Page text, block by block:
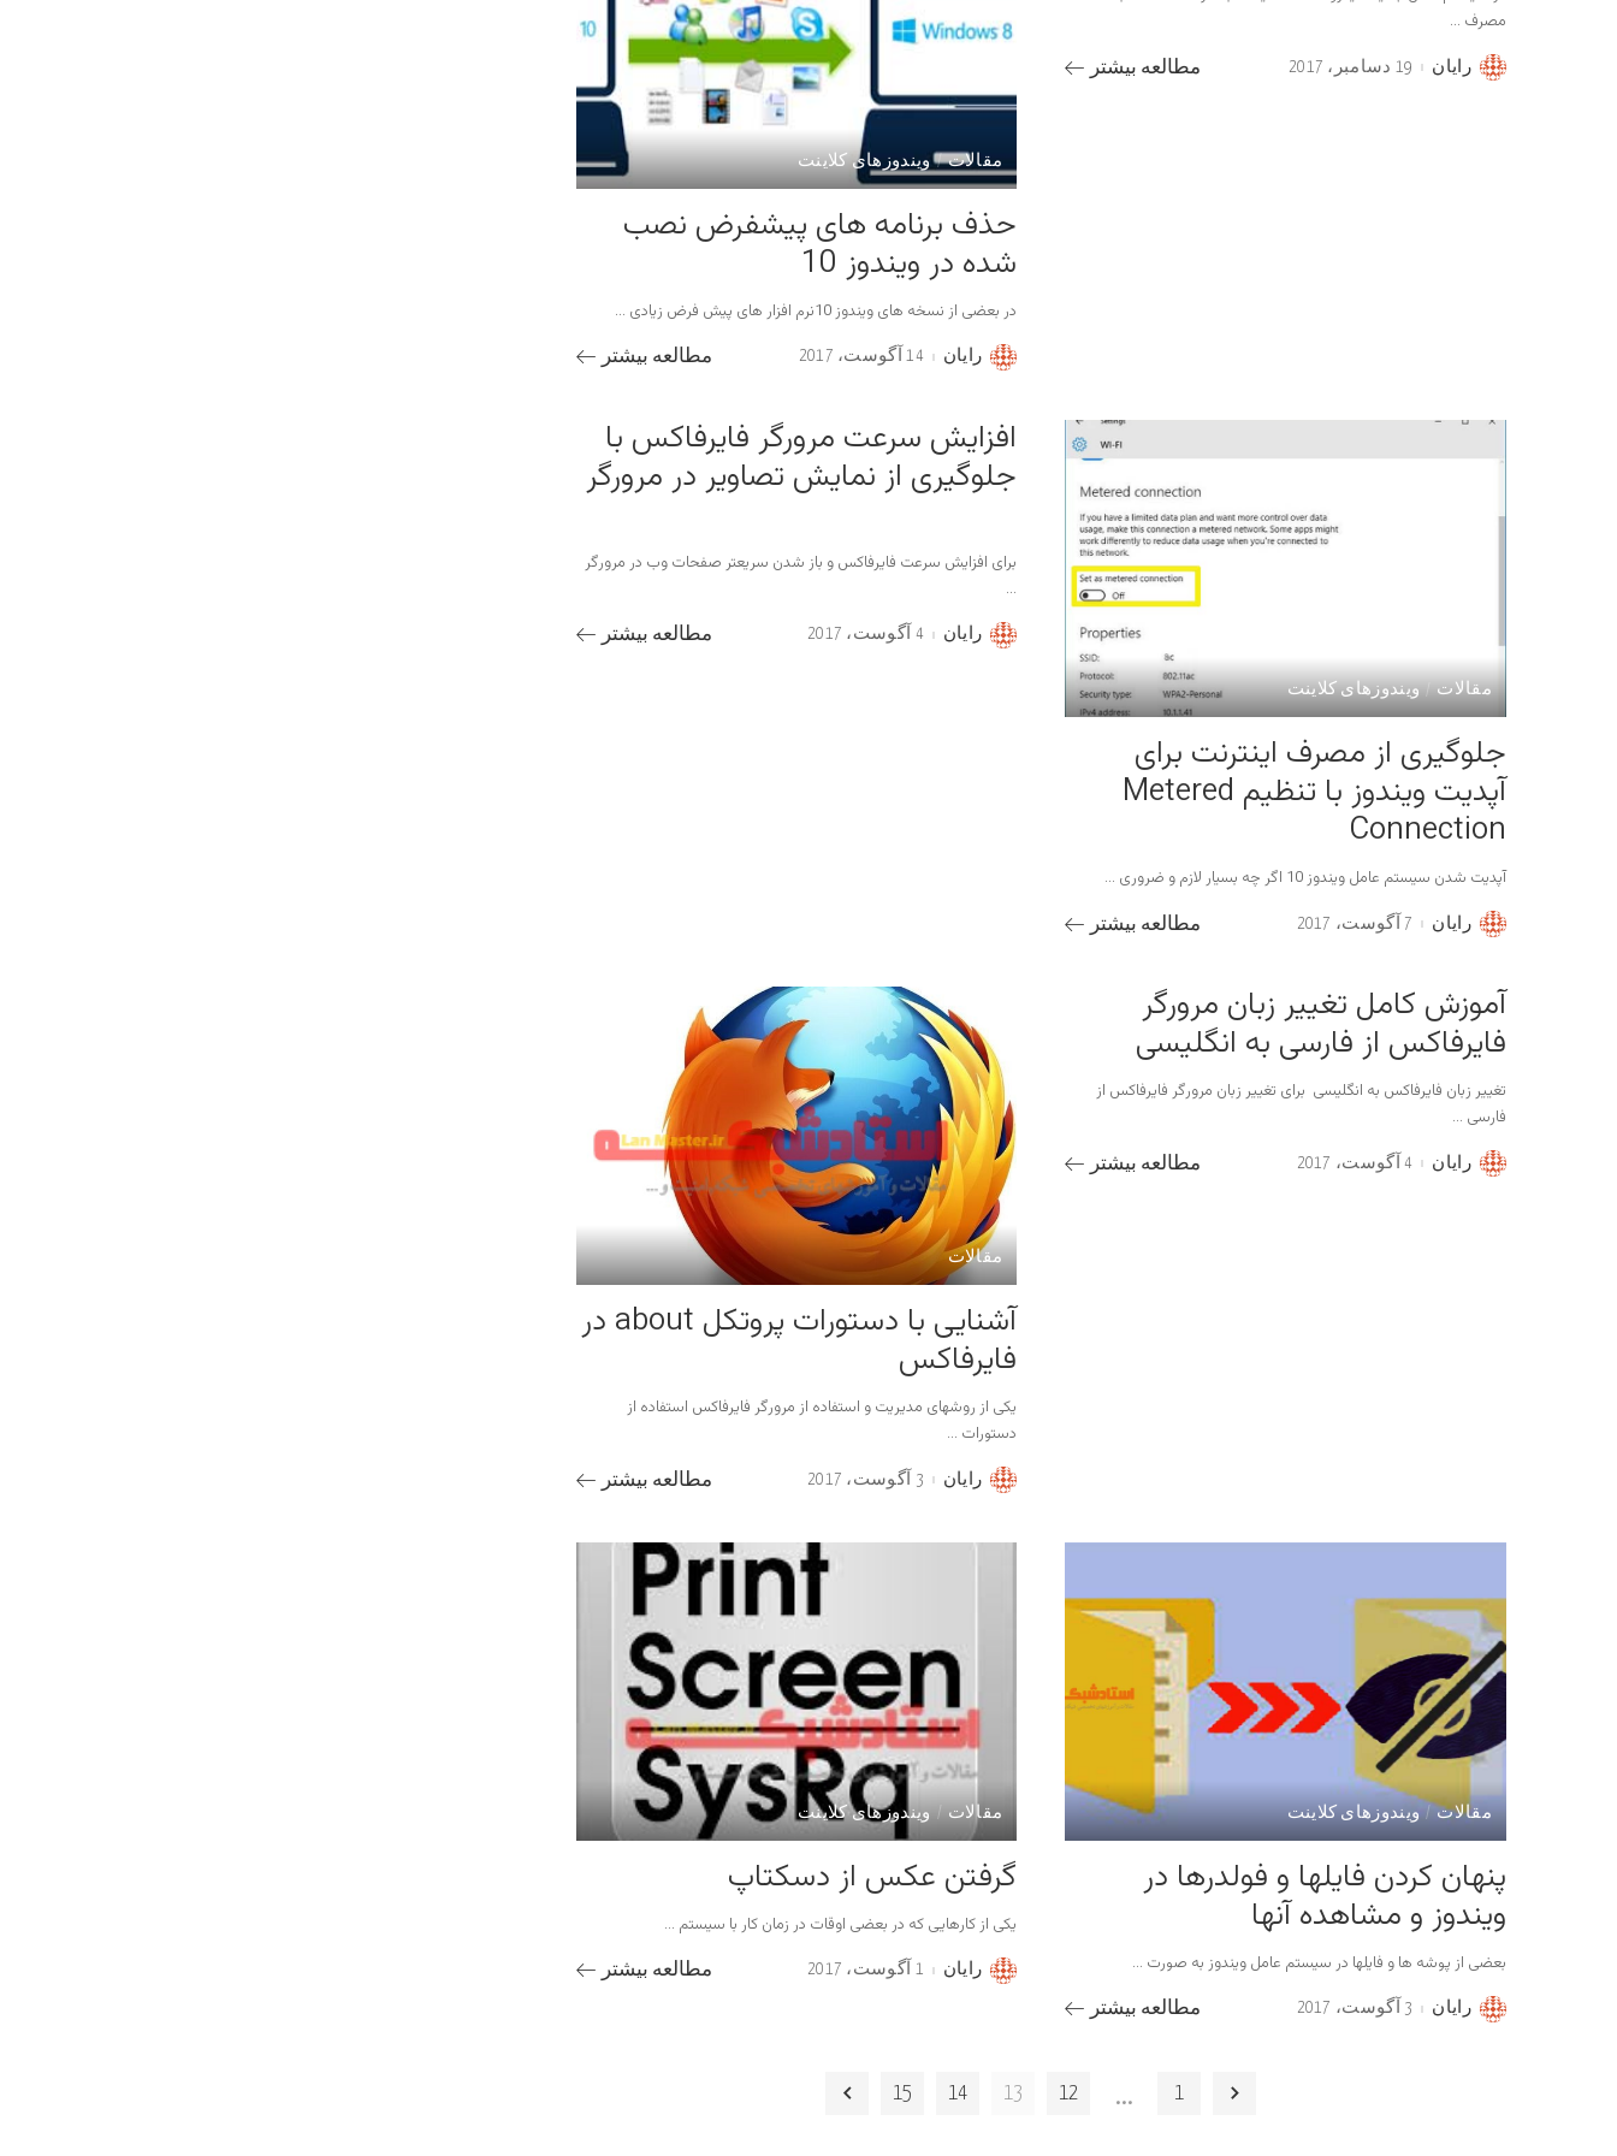
مصرف ...
Postedرایان 19 دسامبر، 2017 مطالعه بیشتر
مقالات ویندوزهای کلاینت
حذف برنامه های پیشفرض نصب
شده در ویندوز 10
در بعضی از نسخه های ویندوز 10نرم افزار های پیش فرض زیادی ...
Postedرایان 14 آگوست، 2017 مطالعه بیشتر
مقالات ویندوزهای کلاینت
جلوگیری از مصرف اینترنت برای
آپدیت ویندوز با تنظیم Metered
Connection
آپدیت شدن سیستم عامل ویندوز 10 اگر چه بسیار لازم و ضروری ...
Postedرایان 7 آگوست، 2017 مطالعه بیشتر
افزایش سرعت مرورگر فایرفاکس با
جلوگیری از نمایش تصاویر در مرورگر
برای افزایش سرعت فایرفاکس و باز شدن سریعتر صفحات وب در مرورگر
...
Postedرایان 4 آگوست، 2017 مطالعه بیشتر
آموزش کامل تغییر زبان مرورگر
فایرفاکس از فارسی به انگلیسی
تغییر زبان فایرفاکس به انگلیسی برای تغییر زبان مرورگر فایرفاکس از
فارسی ...
Postedرایان 4 آگوست، 2017 مطالعه بیشتر
مقالات
آشنایی با دستورات پروتکل about در
فایرفاکس
یکی از روشهای مدیریت و استفاده از مرورگر فایرفاکس استفاده از
دستورات ...
Postedرایان 3 آگوست، 2017 مطالعه بیشتر
مقالات ویندوزهای کلاینت
پنهان کردن فایلها و فولدرها در
ویندوز و مشاهده آنها
بعضی از پوشه ها و فایلها در سیستم عامل ویندوز به صورت ...
Postedرایان 3 آگوست، 2017 مطالعه بیشتر
مقالات ویندوزهای کلاینت
گرفتن عکس از دسکتاپ
یکی از کارهایی که در بعضی اوقات در زمان کار با سیستم ...
Postedرایان 1 آگوست، 2017 مطالعه بیشتر
1
…
12
13
14
15